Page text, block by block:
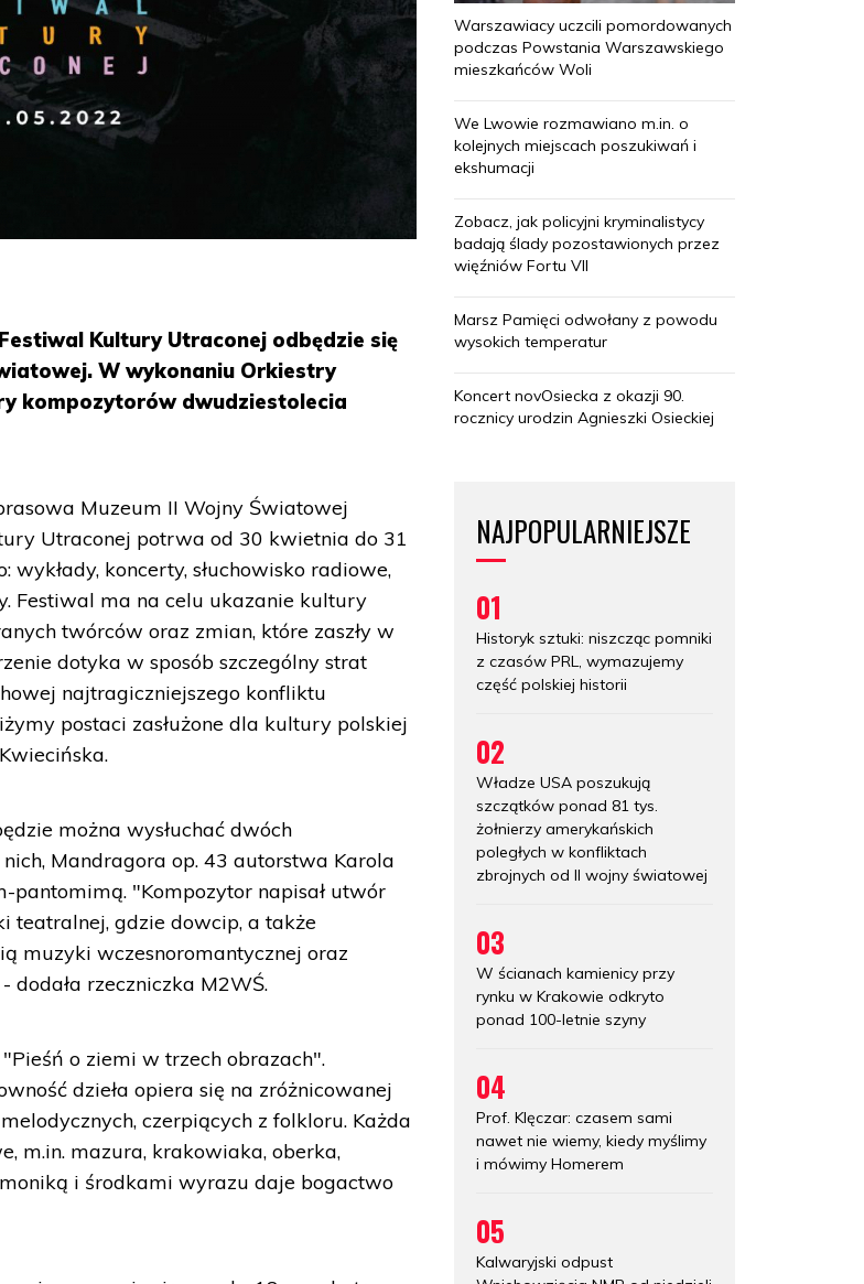
Kultury Utraconej odbędzie się
W wykonaniu Orkiestry
kompozytorów dwudziestolecia
Muzeum II Wojny Światowej
Utraconej potrwa od 30 kwietnia do 31
koncerty, słuchowisko radiowe,
Festiwal ma na celu ukazanie kultury
twórców oraz zmian, które zaszły w
dotyka w sposób szczególny strat
najtragiczniejszego konfliktu
postaci zasłużone dla kultury polskiej
można wysłuchać dwóch
Mandragora op. 43 autorstwa Karola
pantomimą. "Kompozytor napisał utwór
teatralnej, gdzie dowcip, a także
muzyki wczesnoromantycznej oraz
rzeczniczka M2WŚ.
o ziemi w trzech obrazach".
dzieła opiera się na zróżnicowanej
czerpiących z folkloru. Każda
m.in. mazura, krakowiaka, oberka,
i środkami wyrazu daje bogactwo
Warszawiacy uczcili pomordowanych
podczas Powstania Warszawskiego
mieszkańców Woli
We Lwowie rozmawiano m.in. o
kolejnych miejscach poszukiwań i
ekshumacji
Zobacz, jak policyjni kryminalistycy
badają ślady pozostawionych przez
więźniów Fortu VII
Marsz Pamięci odwołany z powodu
wysokich temperatur
Koncert novOsiecka z okazji 90.
rocznicy urodzin Agnieszki Osieckiej
NAJPOPULARNIEJSZE
01
Historyk sztuki: niszcząc pomniki
z czasów PRL, wymazujemy
część polskiej historii
02
Władze USA poszukują
szczątków ponad 81 tys.
żołnierzy amerykańskich
poległych w konfliktach
zbrojnych od II wojny światowej
03
W ścianach kamienicy przy
rynku w Krakowie odkryto
ponad 100-letnie szyny
04
Prof. Klęczar: czasem sami
nawet nie wiemy, kiedy myślimy
i mówimy Homerem
05
Kalwaryjski odpust